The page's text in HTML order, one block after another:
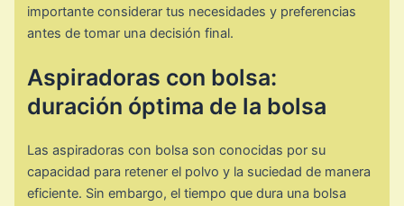
importante considerar tus necesidades y preferencias
antes de tomar una decisión final.
Aspiradoras con bolsa:
duración óptima de la bolsa
Las aspiradoras con bolsa son conocidas por su
capacidad para retener el polvo y la suciedad de manera
eficiente. Sin embargo, el tiempo que dura una bolsa